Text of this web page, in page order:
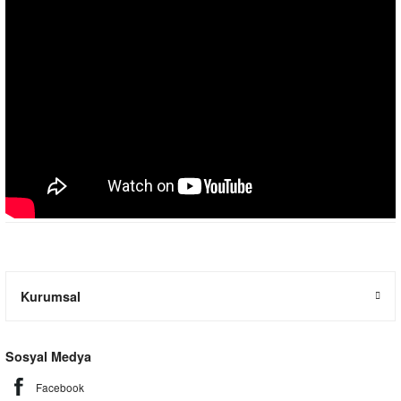
Kurumsal
Sosyal Medya
Facebook